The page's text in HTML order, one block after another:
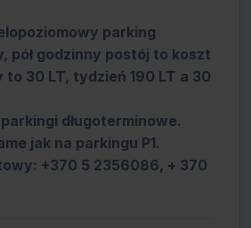
parking
pół godzinny postój to koszt
to 30 LT, tydzień 190 LT a 30
długoterminowe.
jak na parkingu P1.
+370 5 2356086, + 370